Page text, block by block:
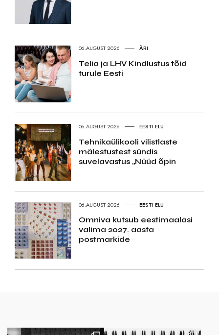
06.AUGUST 2026 ÄRI
Telia ja LHV Kindlustus tõid
turule Eesti
06.AUGUST 2026 EESTI ELU
Tehnikaülikooli vilistlaste
mälestustest sündis
suvelavastus „Nüüd õpin
06.AUGUST 2026 EESTI ELU
Omniva kutsub eestimaalasi
valima 2027. aasta
postmarkide